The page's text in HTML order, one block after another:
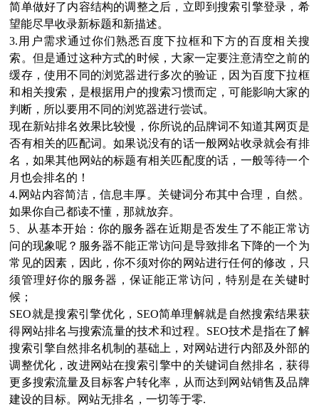
简单做好了内容结构的调整之后，立即到搜索引擎登录，希
望能尽早收录新标题和新描述。
3.用户需求通过你们熟悉百度下拉框和下方的百度相关搜
索。但是通过这种方式的时候，大家一定要注意清空之前的
缓存，使用不同的浏览器进行多次的验证，因为百度下拉框
和相关搜索，是根据用户的搜索习惯而定，可能影响大家的
判断，所以要用不同的浏览器进行尝试。
现在新站排名效果比较慢，你所说的品牌词不知道其网页是
否有相关的匹配词。如果说没有的话一般网站收录就会有排
名，如果其他网站的标题有相关匹配度的话，一般等待一个
月也会排名的！
4.网站内容简洁，信息丰厚。关键词分布其中合理，自然。
如果你自己都读不懂，那就放弃。
5、从基本开始：你的服务器在近期是否发生了不能正常访
问的现象呢？服务器不能正常访问是导致排名下降的一个为
常见的因素，因此，你不须对你的网站进行任何的修改，只
须管理好你的服务器，保证能正常访问，特别是在关键时
候；
SEO就是搜索引擎优化，SEO简单理解就是自然搜索结果获
得网站排名与搜索流量的技术和过程。SEO技术是指在了解
搜索引擎自然排名机制的基础上，对网站进行内部及外部的
调整优化，改进网站在搜索引擎中的关键词自然排名，获得
更多搜索流量及目标客户转化率，从而达到网站销售及品牌
建设的目标。网站无排名，一切等于零.